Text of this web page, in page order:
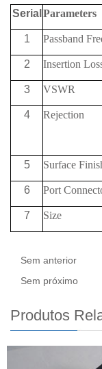
Serial Parameters
1 Passband
2 Insertion
3 VSWR
4 Rejection
5 Surface
6 Port
7 Size
Sem anterior
Sem próximo
Produtos